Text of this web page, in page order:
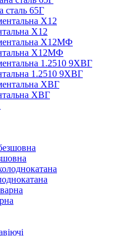
сталь 65Г
Х12
Х12МФ
1.2510 9ХВГ
ХВГ